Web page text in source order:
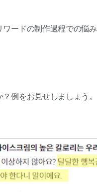
ードの制作過程での悩
例をお見せしましょう。